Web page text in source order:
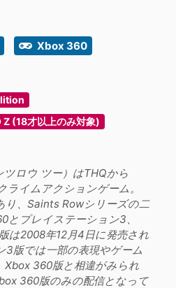
Xbox 360
Z (18才以上のみ対象)
ツロウ ツー）はTHQから
ライムアクションゲーム。
り、Saints Rowシリーズの二
とプレイステーション3、
は2008年12月4日に発売され
3版では一部の表現やゲーム
Xbox 360版と相違がみられ
360版のみの配信となって